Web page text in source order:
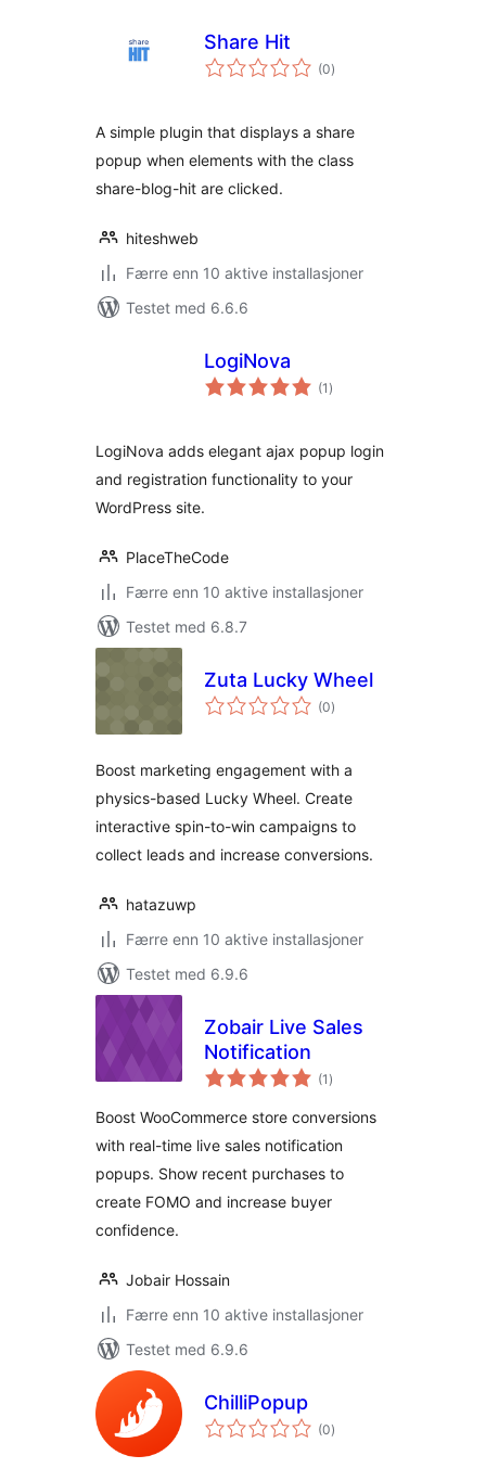
Share Hit
(0totale
vurderinger
)
A simple plugin that displays a share
popup when elements with the class
share-blog-hit are clicked.
hiteshweb
Færre enn 10 aktive installasjoner
Testet med 6.6.6
LogiNova
(1 totale
vurderinger
)
LogiNova adds elegant ajax popup login
and registration functionality to your
WordPress site.
PlaceTheCode
Færre enn 10 aktive installasjoner
Testet med 6.8.7
Zuta Lucky Wheel
(0totale
vurderinger
)
Boost marketing engagement with a
physics-based Lucky Wheel. Create
interactive spin-to-win campaigns to
collect leads and increase conversions.
hatazuwp
Færre enn 10 aktive installasjoner
Testet med 6.9.6
Zobair Live Sales
Notification
(1 totale
vurderinger
)
Boost WooCommerce store conversions
with real-time live sales notification
popups. Show recent purchases to
create FOMO and increase buyer
confidence.
Jobair Hossain
Færre enn 10 aktive installasjoner
Testet med 6.9.6
ChilliPopup
(0totale
vurderinger
)